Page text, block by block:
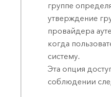
группе
утверждение
провайдера
когда
систему.
Эта опция
соблюдении